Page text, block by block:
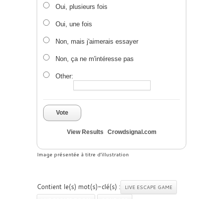
Oui, plusieurs fois
Oui, une fois
Non, mais j'aimerais essayer
Non, ça ne m'intéresse pas
Other:
Vote
View Results Crowdsignal.com
Image présentée à titre d’illustration
Contient le(s) mot(s)-clé(s) :
LIVE ESCAPE GAME